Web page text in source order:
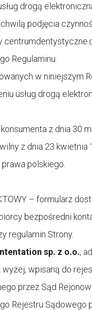
drogą
podjęcia
Regulaminu.
w niniejszym
usług drogą
z dnia 30
z dnia 23 kwietnia
polskiego.
– formularz
bezpośredni
regulamin Strony.
sp. z o.o.,
wyżej, wpisaną do
przez Sąd
Rejestru Sądowego